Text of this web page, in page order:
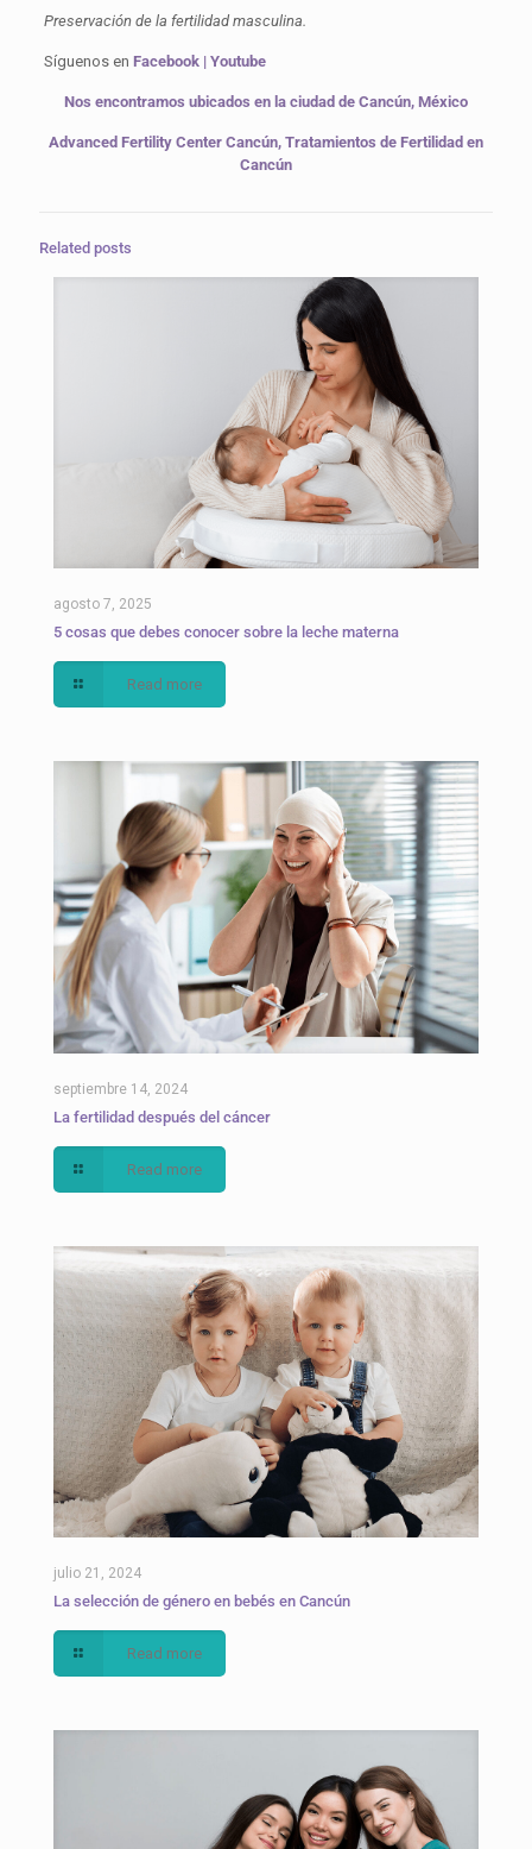
Preservación de la fertilidad masculina.
Síguenos en Facebook| Youtube
Nos encontramos ubicados en la ciudad de Cancún, México
Advanced Fertility Center Cancún, Tratamientos de Fertilidad en
Cancún
Related posts
agosto 7, 2025
5 cosas que debes conocer sobre la leche materna
Read more
septiembre 14, 2024
La fertilidad después del cáncer
Read more
julio 21, 2024
La selección de género en bebés en Cancún
Read more